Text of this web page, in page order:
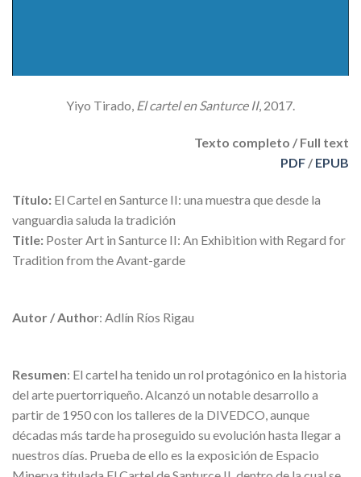
Yiyo Tirado, El cartel en Santurce II, 2017.
Texto completo / Full text
PDF / EPUB
Título: El Cartel en Santurce II: una muestra que desde la
vanguardia saluda la tradición
Title: Poster Art in Santurce II: An Exhibition with Regard for
Tradition from the Avant-garde
Autor / Author: Adlín Ríos Rigau
Resumen: El cartel ha tenido un rol protagónico en la historia
del arte puertorriqueño. Alcanzó un notable desarrollo a
partir de 1950 con los talleres de la DIVEDCO, aunque
décadas más tarde ha proseguido su evolución hasta llegar a
nuestros días. Prueba de ello es la exposición de Espacio